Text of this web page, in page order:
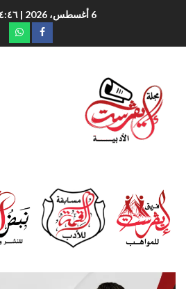
6 أغسطس، 2026 | ٢:١٤:٤٧ ص